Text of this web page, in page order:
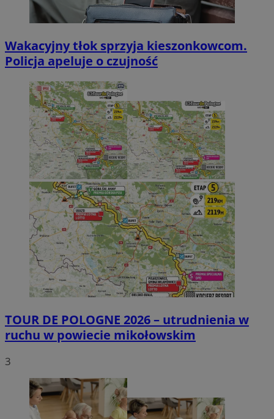
Wakacyjny tłok sprzyja kieszonkowcom.
Policja apeluje o czujność
TOUR DE POLOGNE 2026 – utrudnienia w
ruchu w powiecie mikołowskim
3